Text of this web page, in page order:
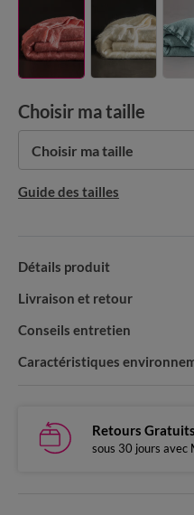
Choisir ma taille
Choisir ma taille
Guide des tailles
Détails produit
Livraison et retour
Conseils entretien
Caractéristiques
Retours Gratuits
sous 30 jours avec